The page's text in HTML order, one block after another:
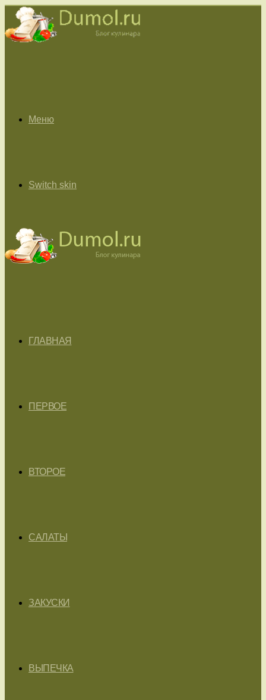
Меню
Switch skin
ГЛАВНАЯ
ПЕРВОЕ
ВТОРОЕ
САЛАТЫ
ЗАКУСКИ
ВЫПЕЧКА